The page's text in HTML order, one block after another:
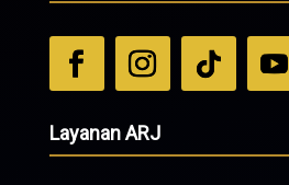
Layanan ARJ